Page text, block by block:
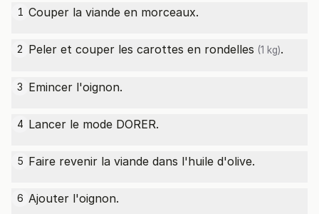
1 Couper la viande en morceaux.
2 Peler et couper les carottes en rondelles (1 kg).
3 Emincer l'oignon.
4 Lancer le mode DORER.
5 Faire revenir la viande dans l'huile d'olive.
6 Ajouter l'oignon.